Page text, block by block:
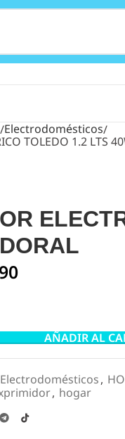
Electrodomésticos
TOLEDO 1.2 LTS
AÑADIR AL
Electrodomésticos,
, hogar